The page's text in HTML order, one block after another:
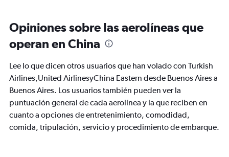
categories.
chart
1
Y
axis
Number
of
flights.
Opiniones sobre las aerolíneas que
operan en China
Lee lo que dicen otros usuarios que han volado con Turkish
Airlines,United AirlinesyChina Eastern desde Buenos Aires a
Buenos Aires. Los usuarios también pueden ver la
puntuación general de cada aerolínea y la que reciben en
cuanto a opciones de entretenimiento, comodidad,
comida, tripulación, servicio y procedimiento de embarque.